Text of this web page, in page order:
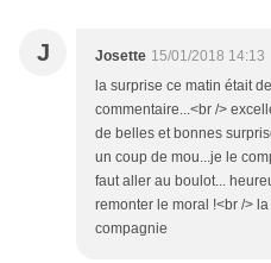
J Josette 15/01/2018 14:13
la surprise ce matin était
commentaire...<br />
de belles et bonnes
un coup de mou...je le
faut aller au boulot...
remonter le moral !<br />
compagnie